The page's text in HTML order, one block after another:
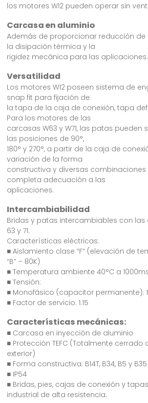
los motores W12 pueden operar sin
Carcasa en aluminio
Además de proporcionar reducción de
la disipación térmica y la
rigidez mecánica para las aplicaciones.
Versatilidad
Los motores W12 poseen sistema de
snap fit para fijación de
la tapa de la caja de conexión, tapa
Para los motores de las
carcasas W63 y W71, las patas pueden
las posiciones de 90°,
180° y 270°, a partir de la caja de
variación de la forma
constructiva y diversas
completa adecuación a las
aplicaciones.
Intercambiabilidad
Bridas y patas intercambiables con las
63 y 71.
Características eléctricas:
■ Aislamiento clase “F” (elevación de
“B” – 80K)
■ Temperatura ambiente 40°C a
■ Tensión:
■ Monofásico (capacitor permanente):
■ Factor de servicio: 1.15
Características mecánicas:
■ Carcasa en inyección de aluminio
■ Protección TEFC (Totalmente cerrado
exterior)
■ Forma constructiva: B14T, B34, B5 y B35
■ IP54
■ Bridas, pies, cajas de conexión y
industrial de alta resistencia.